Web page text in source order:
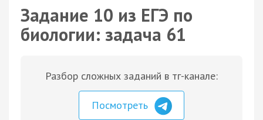
Задание 10 из ЕГЭ по
биологии: задача 61
Разбор сложных заданий в тг-канале:
Посмотреть